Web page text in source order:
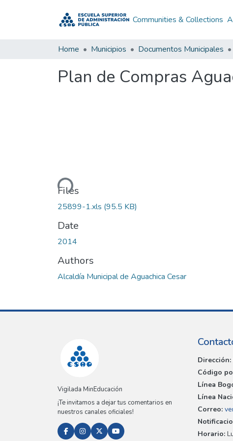
Communities & Collections
Home Municipios Documentos Municipales
Plan de Compras
Loading...
Files
25899-1.xls (95.5 KB)
Date
2014
Authors
Alcaldía Municipal de Aguachica Cesar
Vigilada MinEducación
¡Te invitamos a dejar tus comentarios en
nuestros canales oficiales!
Dirección:
Código
Línea
Línea
Correo:
Horario: